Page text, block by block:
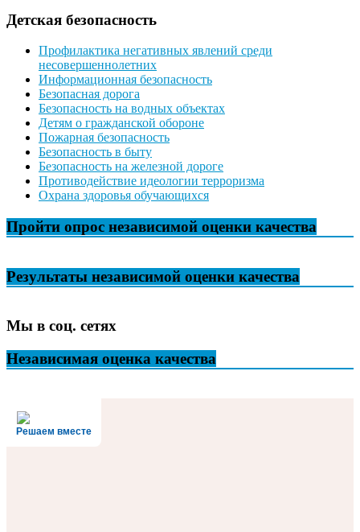
Детская безопасность
Профилактика негативных явлений среди
несовершеннолетних
Информационная безопасность
Безопасная дорога
Безопасность на водных объектах
Детям о гражданской обороне
Пожарная безопасность
Безопасность в быту
Безопасность на железной дороге
Противодействие идеологии терроризма
Охрана здоровья обучающихся
Пройти опрос независимой оценки качества
Результаты независимой оценки качества
Мы в соц. сетях
Независимая оценка качества
Решаем вместе